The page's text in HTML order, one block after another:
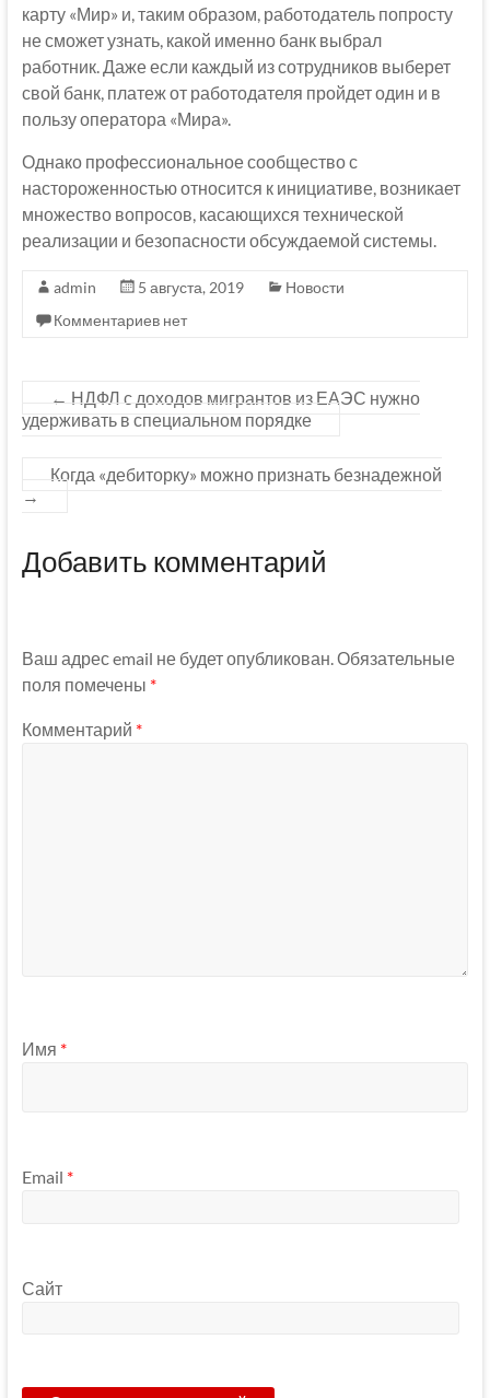
карту «Мир» и, таким образом, работодатель попросту
не сможет узнать, какой именно банк выбрал
работник. Даже если каждый из сотрудников выберет
свой банк, платеж от работодателя пройдет один и в
пользу оператора «Мира».
Однако профессиональное сообщество с
настороженностью относится к инициативе, возникает
множество вопросов, касающихся технической
реализации и безопасности обсуждаемой системы.
admin 5 августа, 2019
Новости
Комментариев нет
← НДФЛ с доходов мигрантов из ЕАЭС нужно
удерживать в специальном порядке
Когда «дебиторку» можно признать безнадежной
→
Добавить комментарий
Ваш адрес email не будет опубликован. Обязательные
поля помечены *
Комментарий *
Имя *
Email *
Сайт